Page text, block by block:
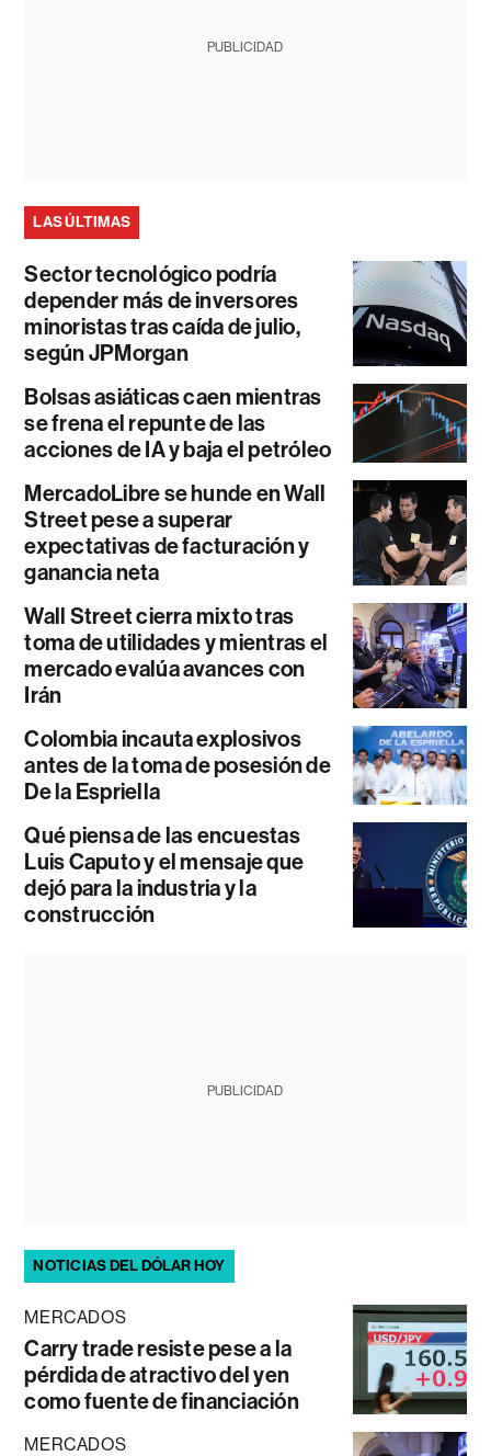
PUBLICIDAD
LAS ÚLTIMAS
Sector tecnológico podría
depender más de inversores
minoristas tras caída de julio,
según JPMorgan
Bolsas asiáticas caen mientras
se frena el repunte de las
acciones de IA y baja el petróleo
MercadoLibre se hunde en Wall
Street pese a superar
expectativas de facturación y
ganancia neta
Wall Street cierra mixto tras
toma de utilidades y mientras el
mercado evalúa avances con
Irán
Colombia incauta explosivos
antes de la toma de posesión de
De la Espriella
Qué piensa de las encuestas
Luis Caputo y el mensaje que
dejó para la industria y la
construcción
PUBLICIDAD
NOTICIAS DEL DÓLAR HOY
MERCADOS
Carry trade resiste pese a la
pérdida de atractivo del yen
como fuente de financiación
MERCADOS